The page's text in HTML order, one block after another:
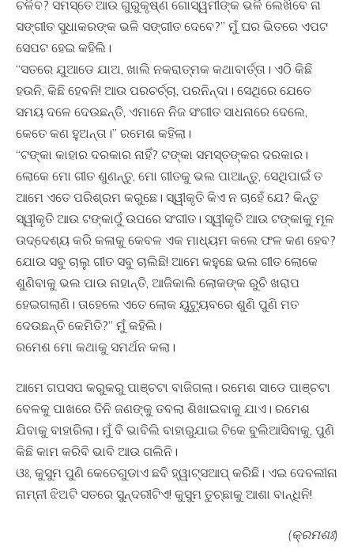
ଚଳିବ? ସମସ୍ତେ ଆଉ ଗୁରୁକୃଷ୍ଣ ଗୋସ୍ୱମୀଙ୍କ ଭଳି ଲେଖିବେ ନା
ସଙ୍ଗୀତ ସୁଧାକରଙ୍କ ଭଳି ସଙ୍ଗୀତ ଦେବେ?” ମୁଁ ଘର ଭିତରେ ଏପଟ
ସେପଟ ହେଇ କହିଲି।
“ସତରେ ଯୁଆଡେ ଯାଅ, ଖାଲି ନକରାତ୍ମକ କଥାବାର୍ତ୍ତା। ଏଠି କିଛି
ହଉନି, କିଛି ହେବନି! ଆଉ ପରଚର୍ଚ୍ଚା, ପରନିନ୍ଦା। ସେଥିରେ ଯେତେ
ସମୟ ଦଳେ ଦେଉଛନ୍ତି, ଏମାନେ ନିଜ ସଂଗୀତ ସାଧନାରେ ଦେଲେ,
କେତେ କଣ ହୁଅନ୍ତା।” ରମେଶ କହିଲା।
“ଟଙ୍କା କାହାର ଦରକାର ନାହିଁ? ଟଙ୍କା ସମସ୍ତଙ୍କର ଦରକାର।
ଲୋକେ ମୋ ଗୀତ ଶୁଣନ୍ତୁ, ମୋ ଗୀତକୁ ଭଲ ପାଆନ୍ତୁ, ସେଥିପାଇଁ ତ
ଆମେ ଏତେ ପରିଶ୍ରମ କରୁଛେ। ସ୍ୱୀକୃତି କିଏ ନ ଚାହେଁ ଯେ? କିନ୍ତୁ
ସ୍ୱୀକୃତି ଆଉ ଟଙ୍କାଠୁଁ ଉପରେ ସଂଗୀତ। ସ୍ୱୀକୃତି ଆଉ ଟଙ୍କାକୁ ମୂଳ
ଉଦ୍ଦେଶ୍ୟ କରି କଳାକୁ କେବଳ ଏକ ମାଧ୍ୟମ କଲେ ଫଳ କଣ ହେବ?
ଯୋଉ ସବୁ ଚାଲୁ ଗୀତ ସବୁ ଚାଲିଛି! ଆମେ କହୁଛେ ଭଲ ଗୀତ ଲୋକେ
ଶୁଣିବାକୁ ଭଲ ପାଉ ନାହାନ୍ତି, ଆଜିକାଲି ଲୋକଙ୍କ ରୁଚି ଖରାପ
ହେଇଗଲାଣି। ତାହେଲେ ଏତେ ଲୋକ ୟୁଟ୍ୟୁବରେ ଶୁଣି ପୁଣି ମତ
ଦେଉଛନ୍ତି କେମିତି?” ମୁଁ କହିଲି।
ରମେଶ ମୋ କଥାକୁ ସମର୍ଥନ କଲା।
ଆମେ ଗପସପ କରୁକରୁ ପାଞ୍ଚଟା ବାଜିଗଲା। ରମେଶ ସାଡେ ପାଞ୍ଚଟା
ବେଳକୁ ପାଖରେ ତିନି ଜଣଙ୍କୁ ତବଲା ଶିଖାଇବାକୁ ଯାଏ। ରମେଶ
ଯିବାକୁ ବାହାରିଲା। ମୁଁ ବି ଭାବିଲି ବାହାରୁଯାଇ ଟିକେ ବୁଲିଆସିବାକୁ, ପୁଣି
କିଛି କାମ କରିବି ଭାବି ଆଉ ଗଲିନି।
ଓଃ, କୁସୁମ ପୁଣି କେତେଗୁଡାଏ ଛବି ହ୍ୱାଟ୍ସଆପ୍ କରିଛି। ଏଇ ଦେବଲୀନା
ନାମ୍ନୀ ଝିଅଟି ସତରେ ସୁନ୍ଦରୀଟିଏ! କୁସୁମ ତୁଚ୍ଛାକୁ ଆଶା ବାନ୍ଧିନି!
(କ୍ରମଶଃ)